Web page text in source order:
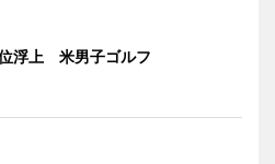
浮上 米男子ゴルフ